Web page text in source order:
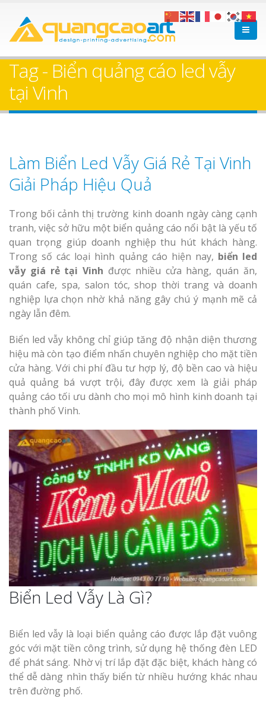
Tag - Biển quảng cáo led vẫy
tại Vinh
Làm Biển Led Vẫy Giá Rẻ Tại Vinh
Giải Pháp Hiệu Quả
Trong bối cảnh thị trường kinh doanh ngày càng cạnh
tranh, việc sở hữu một biển quảng cáo nổi bật là yếu tố
quan trọng giúp doanh nghiệp thu hút khách hàng.
Trong số các loại hình quảng cáo hiện nay, biển led
vẫy giá rẻ tại Vinh được nhiều cửa hàng, quán ăn,
quán cafe, spa, salon tóc, shop thời trang và doanh
nghiệp lựa chọn nhờ khả năng gây chú ý mạnh mẽ cả
ngày lẫn đêm.
Biển led vẫy không chỉ giúp tăng độ nhận diện thương
hiệu mà còn tạo điểm nhấn chuyên nghiệp cho mặt tiền
cửa hàng. Với chi phí đầu tư hợp lý, độ bền cao và hiệu
quả quảng bá vượt trội, đây được xem là giải pháp
quảng cáo tối ưu dành cho mọi mô hình kinh doanh tại
thành phố Vinh.
Biển Led Vẫy Là Gì?
Biển led vẫy là loại biển quảng cáo được lắp đặt vuông
góc với mặt tiền công trình, sử dụng hệ thống đèn LED
để phát sáng. Nhờ vị trí lắp đặt đặc biệt, khách hàng có
thể dễ dàng nhìn thấy biển từ nhiều hướng khác nhau
trên đường phố.